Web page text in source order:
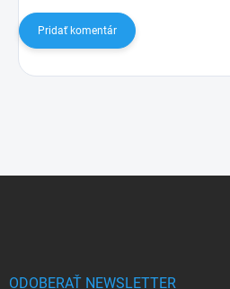
Pridať komentár
ODOBERAŤ NEWSLETTER